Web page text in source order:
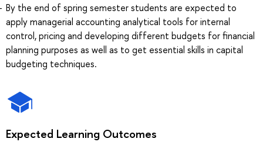
By the end of spring semester students are expected to
apply managerial accounting analytical tools for internal
control, pricing and developing different budgets for financial
planning purposes as well as to get essential skills in capital
budgeting techniques.
Expected Learning Outcomes